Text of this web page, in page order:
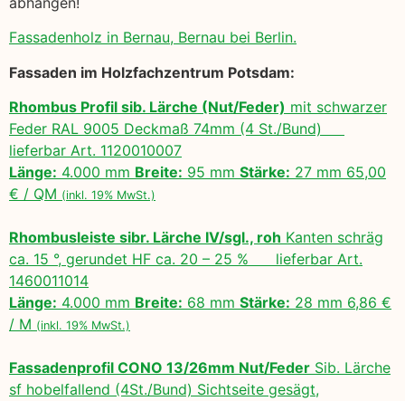
Fassadenholz in Bernau, Bernau bei Berlin.
Fassaden im Holzfachzentrum Potsdam:
Rhombus Profil sib. Lärche (Nut/Feder) mit schwarzer
Feder RAL 9005 Deckmaß 74mm (4 St./Bund)
lieferbar Art. 1120010007
Länge: 4.000 mm Breite: 95 mm Stärke: 27 mm 65,00
€ / QM (inkl. 19% MwSt.)
Rhombusleiste sibr. Lärche IV/sgl., roh Kanten schräg
ca. 15 °, gerundet HF ca. 20 – 25 % lieferbar Art.
1460011014
Länge: 4.000 mm Breite: 68 mm Stärke: 28 mm 6,86 €
/ M (inkl. 19% MwSt.)
Fassadenprofil CONO 13/26mm Nut/Feder Sib. Lärche
sf hobelfallend (4St./Bund) Sichtseite gesägt,